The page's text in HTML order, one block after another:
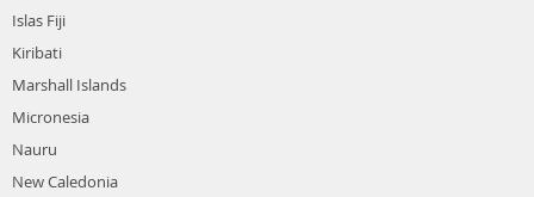
Islas Fiji
Kiribati
Marshall Islands
Micronesia
Nauru
New Caledonia